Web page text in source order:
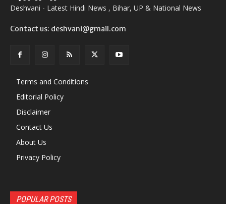
Deshvani - Latest Hindi News , Bihar, UP & National News
Contact us: deshvani@gmail.com
Terms and Conditions
Editorial Policy
Disclaimer
Contact Us
About Us
Privacy Policy
POPULAR POSTS